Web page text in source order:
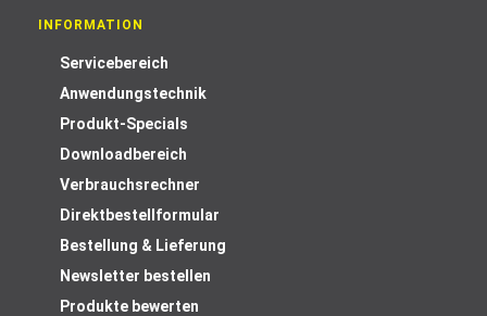
INFORMATION
Servicebereich
Anwendungstechnik
Produkt-Specials
Downloadbereich
Verbrauchsrechner
Direktbestellformular
Bestellung & Lieferung
Newsletter bestellen
Produkte bewerten